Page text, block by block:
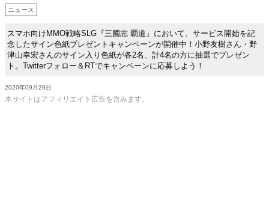
ニュース
スマホ向けMMO戦略SLG『三國志 覇道』において、サービス開始を記
念したサイン色紙プレゼントキャンペーンが開催中！小野友樹さん・野
津山幸宏さんのサイン入り色紙が各2名、計4名の方に抽選でプレゼン
ト。Twitterフォロー＆RTでキャンペーンに応募しよう！
2020年09月29日
本サイトはアフィリエイト広告を含みます。